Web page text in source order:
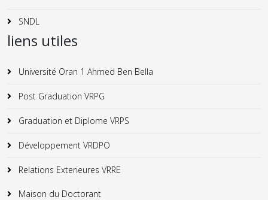
SNDL
liens utiles
Université Oran 1 Ahmed Ben Bella
Post Graduation VRPG
Graduation et Diplome VRPS
Développement VRDPO
Relations Exterieures VRRE
Maison du Doctorant